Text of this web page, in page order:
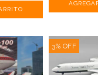
3% OFF